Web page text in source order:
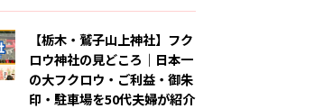
【栃木・鷲子山上神社】フク
ロウ神社の見どころ｜日本一
の大フクロウ・ご利益・御朱
印・駐車場を50代夫婦が紹介